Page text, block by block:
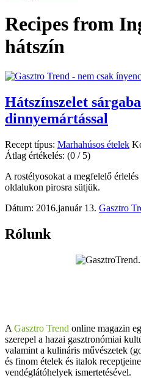
Recipes from
hátszín
Hátszínszelet
dinnyemártással
Recept típus: Marhahúsos ételek
Átlag értékelés: (0 / 5)
A rostélyosokat a megfelelő
oldalukon pirosra sütjük.
Dátum: 2016.január 13. Gasztro
Rólunk
A Gasztro Trend online magazin
szerepel a hazai gasztronómiai
valamint a kulináris művészetek
és finom ételek és italok
vendéglátóhelyek ismertetésével.